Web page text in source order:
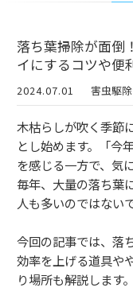
落ち葉掃除が面倒
イにするコツや便
2024.07.01 害虫駆除
木枯らしが吹く季節
とし始めます。「今
を感じる一方で、気
毎年、大量の落ち葉
人も多いのではない
今回の記事では、落
効率を上げる道具や
り場所も解説します。